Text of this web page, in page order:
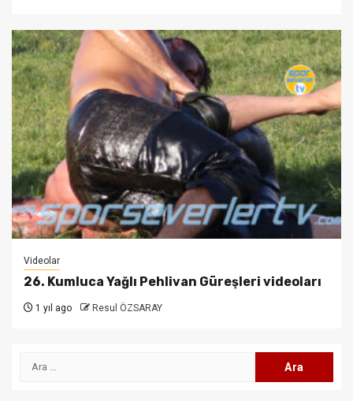
Videolar
26. Kumluca Yağlı Pehlivan Güreşleri videoları
1 yıl ago Resul ÖZSARAY
Arama: